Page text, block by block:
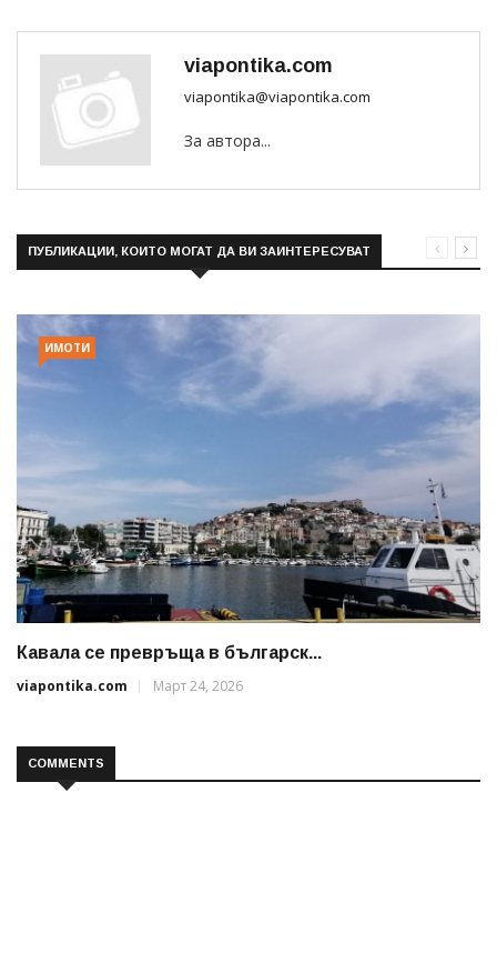
viapontika.com
viapontika@viapontika.com
За автора...
ПУБЛИКАЦИИ, КОИТО МОГАТ ДА ВИ ЗАИНТЕРЕСУВАТ
ИМОТИ
Кавала се превръща в българск...
viapontika.com
Март 24, 2026
COMMENTS